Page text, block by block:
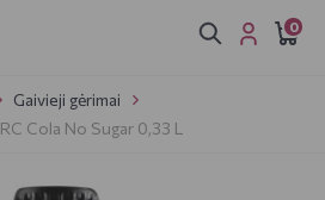
0
Gaivieji gėrimai
RC Cola No Sugar 0,33 L